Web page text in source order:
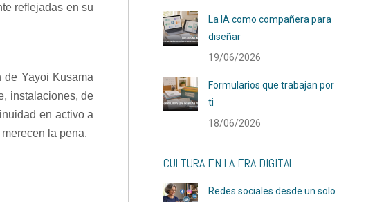
reflejadas en su
Yayoi Kusama
instalaciones, de
en activo a
la pena.
La IA como compañera para
diseñar
19/06/2026
Formularios que trabajan por
ti
18/06/2026
CULTURA EN LA ERA DIGITAL
Redes sociales desde un solo